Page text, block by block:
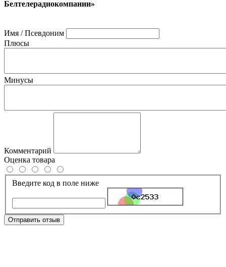
Белтелерадиокомпании»
Имя / Псевдоним
Плюсы
Минусы
Комментарий
Оценка товара
Введите код в поле ниже
Отправить отзыв